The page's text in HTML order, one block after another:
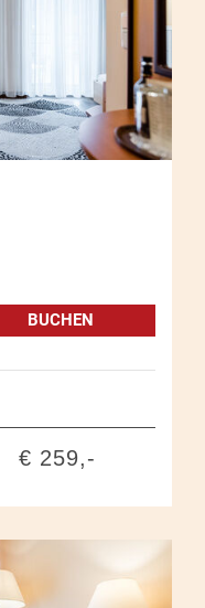
BUCHEN
€ 259,-